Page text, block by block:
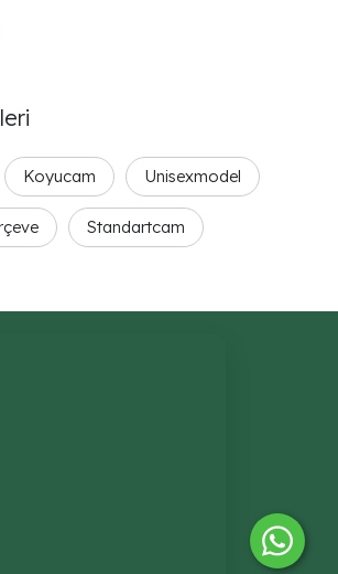
Koyucam Unisexmodel
Standartcam